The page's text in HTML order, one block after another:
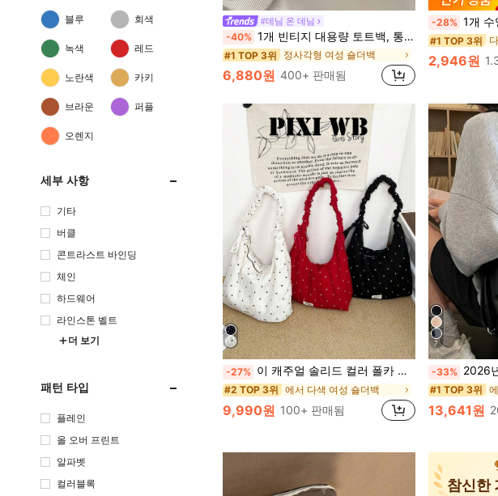
블루 회색
녹색 레드
노란색 카키
브라운 퍼플
오렌지
세부 사항
기타
버클
콘트라스트 바인딩
체인
하드웨어
라인스톤 벨트
더 보기
패턴 타입
플레인
올 오버 프린트
알파벳
컬러블록
#데님 온 데님
-40% 1개 빈티지 대용량 토트백, 통근용 오버사이즈 겨드랑이 가방, 패션 오토바이 가방, PU 솔리드 컬러 오일 왁스 가죽, 스트랩 장식, 지퍼 잠금, 직장/학교/여행/선물용 여성 숄더백, 일상 사용을 위한 최고의 선택
#1 TOP 3위 정사각형 여성 숄더백
거의 매진!
#1 TOP 3위 정사각형 여성 숄더백
거의 매진!
#1 TOP 3위 정사각형 여성 숄더백
거의 매진!
#1 TOP 3위 정사각형 여성 숄더백
거의 매진!
6,880원 400+ 판매됨
-28% 1개 수영 가방, 특수 방수
#1 TOP 3위
2,946원
-27% 이 캐주얼 솔리드 컬러 폴카 도트 숄더백은 지퍼 클로저, 플리츠 핸들 및 크로스바디 디자인이 특징입니다. 심플하고 귀여운 이 가방은 모든 여성에게 필수 아이템이며, 학교, 일상 외출 및 캐주얼 여행에 완벽합니다.
#2 TOP 3위 에서 다색 여성 숄더백
9,990원 100+ 판매됨
7
-33% 2026년 신상 한국 스타일 패션
#1 TOP 3위
13,641원
참신한